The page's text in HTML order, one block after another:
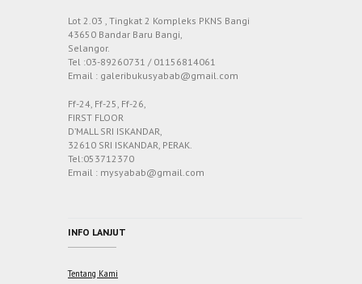
Lot 2.03 , Tingkat 2 Kompleks PKNS Bangi
43650 Bandar Baru Bangi,
Selangor.
Tel :03-89260731 / 01156814061
Email : galeribukusyabab@gmail.com
Ff-24, Ff-25, Ff-26,
FIRST FLOOR
D’MALL SRI ISKANDAR,
32610 SRI ISKANDAR, PERAK.
Tel:053712370
Email : mysyabab@gmail.com
INFO LANJUT
Tentang Kami